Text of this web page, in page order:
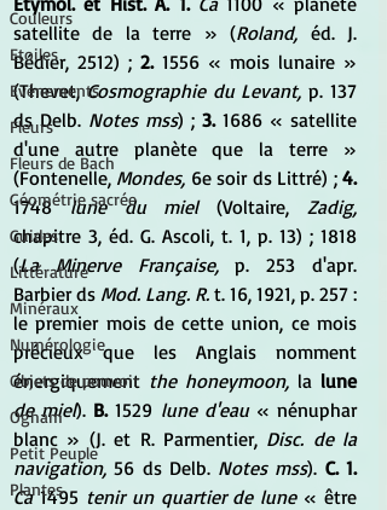
Couleurs
Etoiles
Evénements
Fleurs
Fleurs de Bach
Géométrie sacrée
Guides
Littérature
Minéraux
Numérologie
Objets de pouvoir
Ogham
Petit Peuple
Plantes
satellite de la terre » (Roland, éd. J.
Bédier, 2512) ; 2. 1556 « mois lunaire »
(Thevet, Cosmographie du Levant, p. 137
ds Delb. Notes mss) ; 3. 1686 « satellite
d'une autre planète que la terre »
(Fontenelle, Mondes, 6e soir ds Littré) ; 4.
1748 lune du miel (Voltaire, Zadig,
chapitre 3, éd. G. Ascoli, t. 1, p. 13) ; 1818
(La Minerve Française, p. 253 d'apr.
Barbier ds Mod. Lang. R. t. 16, 1921, p. 257 :
le premier mois de cette union, ce mois
précieux que les Anglais nomment
énergiquement the honeymoon, la lune
de miel). B. 1529 lune d'eau « nénuphar
blanc » (J. et R. Parmentier, Disc. de la
navigation, 56 ds Delb. Notes mss). C. 1.
Ca 1495 tenir un quartier de lune « être